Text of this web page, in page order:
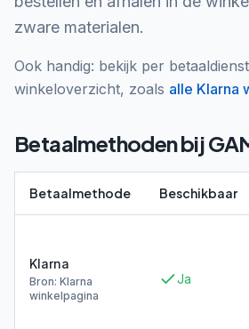
zware materialen.
Ook handig: bekijk per
winkeloverzicht, zoals alle Klarna
Betaalmethoden bij
Betaalmethode Beschikbaar
Klarna
Bron: Klarna
winkelpagina
Ja